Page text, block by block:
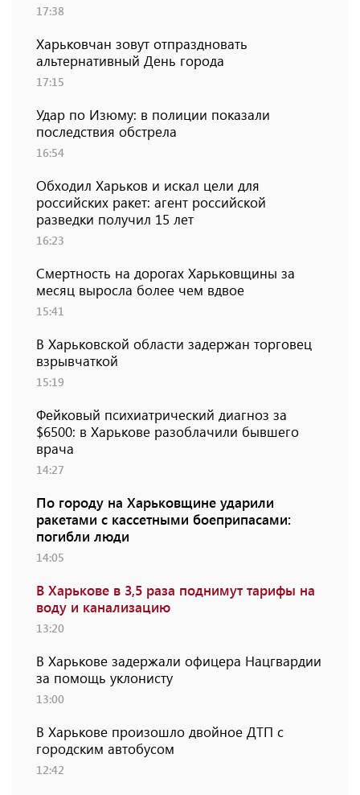
17:38
Харьковчан зовут отпраздновать
альтернативный День города
17:15
Удар по Изюму: в полиции показали
последствия обстрела
16:54
Обходил Харьков и искал цели для
российских ракет: агент российской
разведки получил 15 лет
16:23
Смертность на дорогах Харьковщины за
месяц выросла более чем вдвое
15:41
В Харьковской области задержан торговец
взрывчаткой
15:19
Фейковый психиатрический диагноз за
$6500: в Харькове разоблачили бывшего
врача
14:27
По городу на Харьковщине ударили
ракетами с кассетными боеприпасами:
погибли люди
14:05
В Харькове в 3,5 раза поднимут тарифы на
воду и канализацию
13:20
В Харькове задержали офицера Нацгвардии
за помощь уклонисту
13:00
В Харькове произошло двойное ДТП с
городским автобусом
12:42